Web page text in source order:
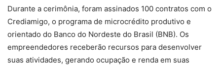
Durante a cerimônia, foram assinados 100 contratos com o
Crediamigo, o programa de microcrédito produtivo e
orientado do Banco do Nordeste do Brasil (BNB). Os
empreendedores receberão recursos para desenvolver
suas atividades, gerando ocupação e renda em suas